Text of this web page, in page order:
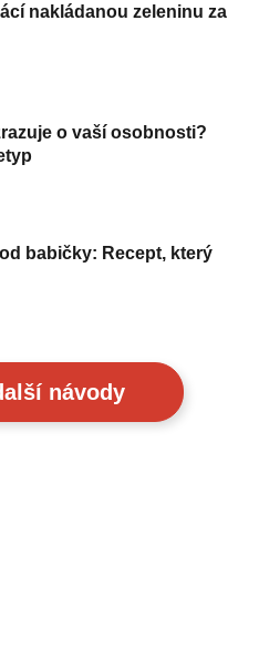
nakládanou zeleninu za
o vaší osobnosti?
babičky: Recept, který
návody